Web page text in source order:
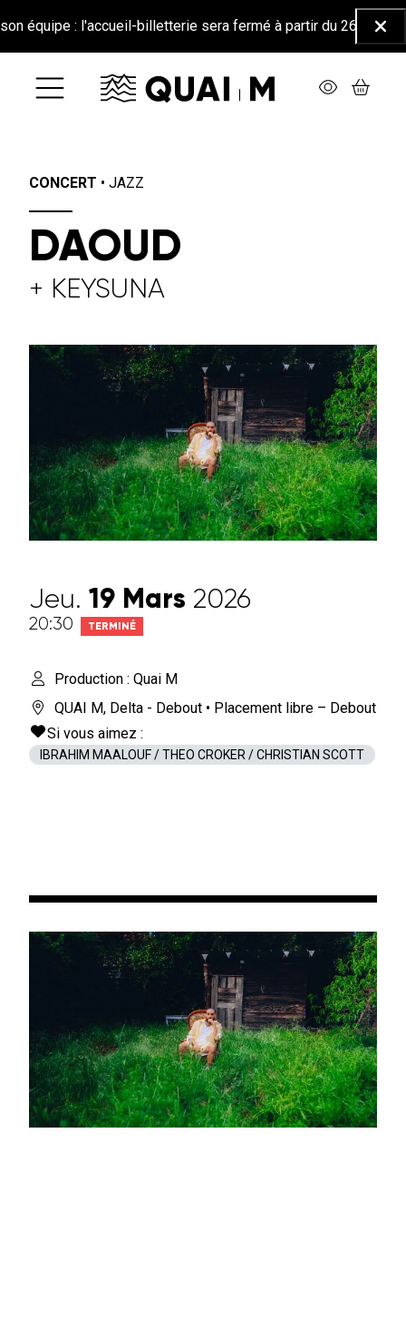
: l'accueil-billetterie sera fermé à partir du 26 juin jusqu'au
CONCERT • JAZZ
DAOUD
+ KEYSUNA
Jeu. 19 Mars 2026
20:30 TERMINÉ
Production : Quai M
QUAI M, Delta - Debout • Placement libre – Debout
Si vous aimez :
IBRAHIM MAALOUF / THEO CROKER / CHRISTIAN SCOTT